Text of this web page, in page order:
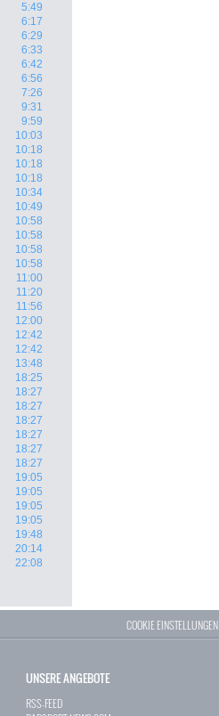
5:49
6:17
6:29
6:33
6:42
6:56
7:26
9:31
9:59
10:03
10:18
10:18
10:18
10:34
10:49
10:58
10:58
10:58
10:58
11:00
11:20
11:56
12:00
12:42
12:42
13:48
18:25
18:27
18:27
18:27
18:27
18:27
18:27
19:05
19:05
19:05
19:05
19:48
20:14
22:08
COOKIE EINSTELLUNGEN
UNSERE ANGEBOTE
RSS-FEED